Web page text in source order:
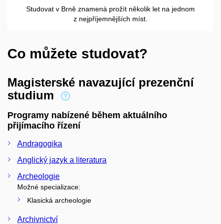
Studovat v Brně znamená prožít několik let na jednom
z nejpříjemnějších míst.
Co můžete studovat?
Magisterské navazující prezenční
studium
Programy nabízené během aktuálního
přijímacího řízení
Andragogika
Anglický jazyk a literatura
Archeologie
Možné specializace:
Klasická archeologie
Archivnictví